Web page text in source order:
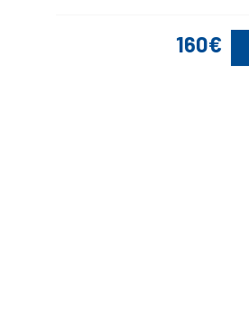
160€